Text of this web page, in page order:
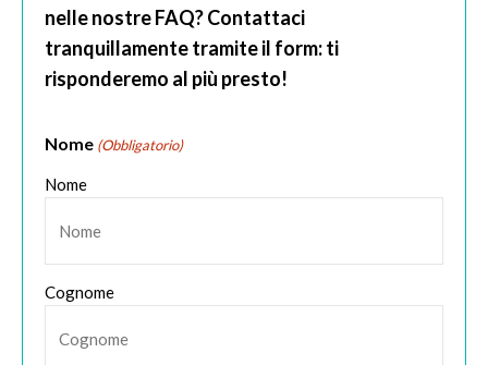
nelle nostre FAQ? Contattaci
tranquillamente tramite il form: ti
risponderemo al più presto!
Nome (Obbligatorio)
Nome
Cognome